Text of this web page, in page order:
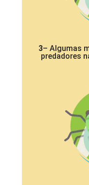
3– Algumas
predadores